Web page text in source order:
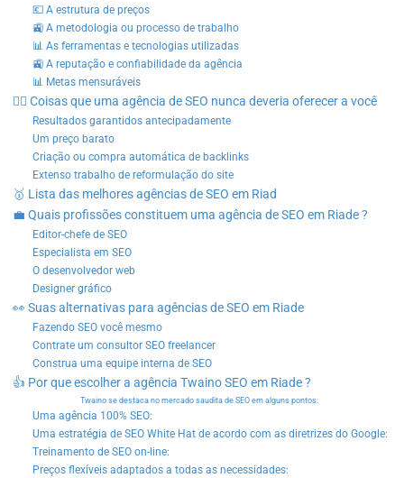
💶 A estrutura de preços
🚉 A metodologia ou processo de trabalho
📊 As ferramentas e tecnologias utilizadas
🚉 A reputação e confiabilidade da agência
📊 Metas mensuráveis
🙅‍♂️ Coisas que uma agência de SEO nunca deveria oferecer a você
Resultados garantidos antecipadamente
Um preço barato
Criação ou compra automática de backlinks
Extenso trabalho de reformulação do site
🥇 Lista das melhores agências de SEO em Riad
💼 Quais profissões constituem uma agência de SEO em Riade ?
Editor-chefe de SEO
Especialista em SEO
O desenvolvedor web
Designer gráfico
👀 Suas alternativas para agências de SEO em Riade
Fazendo SEO você mesmo
Contrate um consultor SEO freelancer
Construa uma equipe interna de SEO
👍 Por que escolher a agência Twaino SEO em Riade ?
Twaino se destaca no mercado saudita de SEO em alguns pontos:
Uma agência 100% SEO:
Uma estratégia de SEO White Hat de acordo com as diretrizes do Google:
Treinamento de SEO on-line:
Preços flexíveis adaptados a todas as necessidades: